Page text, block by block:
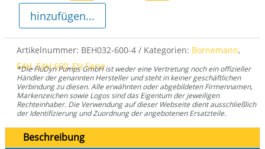
hinzufügen...
Artikelnummer: BEH032-600-4 Kategorien: Bornemann,
E4H,E4H 600,EH Serie
*Die FluDyn Pumps GmbH ist weder eine Vertretung noch ein offizieller
Händler der genannten Hersteller und steht in keiner geschäftlichen
Verbindung zu diesen. Alle erwähnten oder abgebildeten Firmennamen,
Markenzeichen sowie Logos sind das Eigentum der jeweiligen
Rechteinhaber. Die Verwendung auf dieser Webseite dient ausschließlich
der Identifizierung und Zuordnung der angebotenen Ersatzteile.
Beschreibung